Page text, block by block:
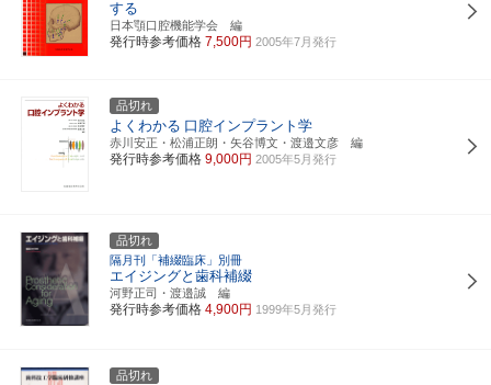
する
日本顎口腔機能学会 編
発行時参考価格 7,500円 2005年7月発行
品切れ
よくわかる 口腔インプラント学
赤川安正・松浦正朗・矢谷博文・渡邉文彦 編
発行時参考価格 9,000円 2005年5月発行
品切れ
隔月刊「補綴臨床」別冊
エイジングと歯科補綴
河野正司・渡邉誠 編
発行時参考価格 4,900円 1999年5月発行
品切れ